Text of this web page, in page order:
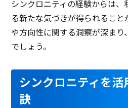
シンクロニティの経験からは
る新たな気づきが得られるこ
や方向性に関する洞察が深まり
でしょう。
シンクロニティを
訣